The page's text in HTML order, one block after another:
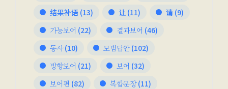
结果补语 (13) 让 (11) 请 (9)
가능보어 (22) 결과보어 (46)
동사(10) 모범답안 (102)
방향보어 (21) 보어 (32)
보어편 (82) 복합문장(11)